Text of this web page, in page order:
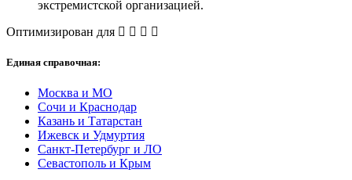
экстремистской организацией.
Оптимизирован для
Единая справочная:
Москва и МО
Сочи и Краснодар
Казань и Татарстан
Ижевск и Удмуртия
Санкт-Петербург и ЛО
Севастополь и Крым